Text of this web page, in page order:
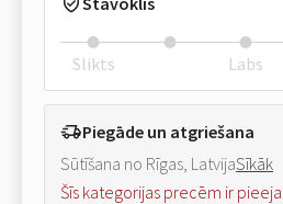
Slikts Labs
Piegāde un atgriešana
Sūtīšana no Rīgas, LatvijaSīkāk
Šīs kategorijas precēm ir